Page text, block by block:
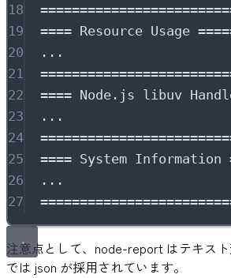
18
19
==== Resource Usage
20
...
21
22
==== Node.js libuv
23
...
24
25
==== System Information
26
...
27
注意点として、node-report はテキス
では json が採用されています。